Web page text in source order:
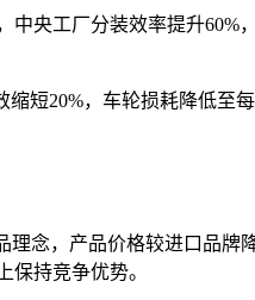
央工厂分装效率提升
短20%，车轮损耗降低至
念，产品价格较进口品牌
持竞争优势。